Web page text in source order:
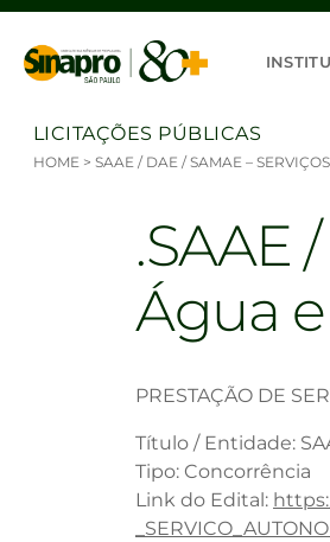
Ir para o conteúdo
LICITAÇÕES PÚBLICAS
HOME > SAAE / DAE / SAMAE –
SAAE
Água
PRESTAÇÃO DE
Título / Entidade:
Tipo: Concorrência
Link do Edital: